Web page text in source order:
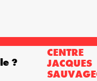
CENTRE
JACQUES
?